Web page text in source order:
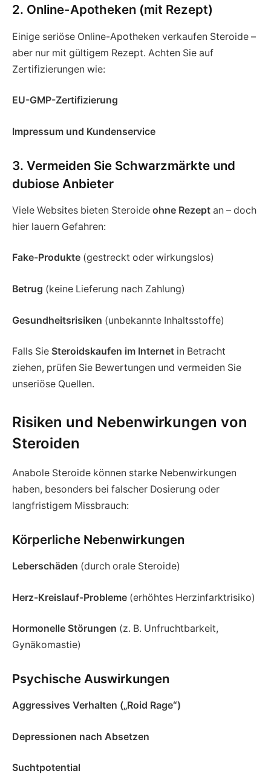
2. Online-Apotheken (mit Rezept)
Einige seriöse Online-Apotheken verkaufen Steroide –
aber nur mit gültigem Rezept. Achten Sie auf
Zertifizierungen wie:
EU-GMP-Zertifizierung
Impressum und Kundenservice
3. Vermeiden Sie Schwarzmärkte und
dubiose Anbieter
Viele Websites bieten Steroide ohne Rezept an – doch
hier lauern Gefahren:
Fake-Produkte (gestreckt oder wirkungslos)
Betrug (keine Lieferung nach Zahlung)
Gesundheitsrisiken (unbekannte Inhaltsstoffe)
Falls Sie Steroidskaufen im Internet in Betracht
ziehen, prüfen Sie Bewertungen und vermeiden Sie
unseriöse Quellen.
Risiken und Nebenwirkungen von
Steroiden
Anabole Steroide können starke Nebenwirkungen
haben, besonders bei falscher Dosierung oder
langfristigem Missbrauch:
Körperliche Nebenwirkungen
Leberschäden (durch orale Steroide)
Herz-Kreislauf-Probleme (erhöhtes Herzinfarktrisiko)
Hormonelle Störungen (z. B. Unfruchtbarkeit,
Gynäkomastie)
Psychische Auswirkungen
Aggressives Verhalten („Roid Rage“)
Depressionen nach Absetzen
Suchtpotential